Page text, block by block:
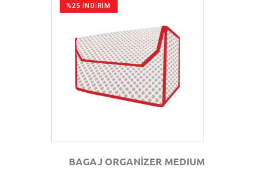
%25 İNDİRİM
GÖZAT
BAGAJ ORGANİZER MEDIUM